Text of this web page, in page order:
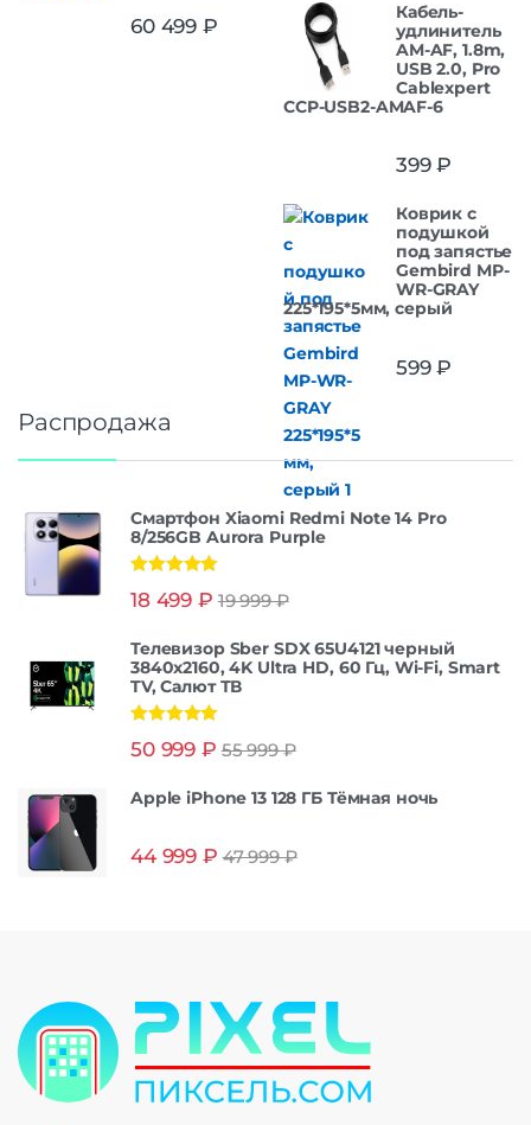
60 499 ₽
Кабель-
удлинитель
AM-AF, 1.8m,
USB 2.0, Pro
Cablexpert
CCP-USB2-AMAF-6
399₽
Коврик с
подушкой
под запястье
Gembird MP-
WR-GRAY
225*195*5мм, серый
599₽
Распродажа
Смартфон Xiaomi Redmi Note 14 Pro
8/256GB Aurora Purple
из 5
18 499 ₽ 19 999₽
Телевизор Sber SDX 65U4121 черный
3840x2160, 4K Ultra HD, 60 Гц, Wi-Fi, Smart
TV, Салют ТВ
из 5
50 999 ₽ 55 999₽
Apple iPhone 13 128 ГБ Тёмная ночь
44 999 ₽ 47 999₽